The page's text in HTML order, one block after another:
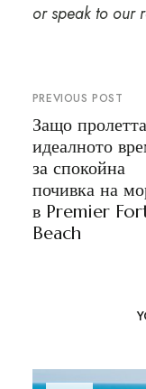
or speak to our
PREVIOUS POST
Защо
идеалното
за спокойна
почивка на
в Premier
Beach